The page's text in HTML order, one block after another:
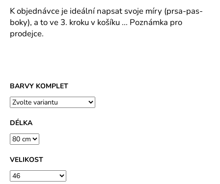
K objednávce je ideální napsat svoje míry (prsa-pas-
boky), a to ve 3. kroku v košíku ... Poznámka pro
prodejce.
BARVY KOMPLET
DÉLKA
VELIKOST
LS
TRIKO
PÁNSKÉ
SINGLE
SE
MŮŽE
LIŠIT
-
BARVA
12
-
85
BAVLNA,
15
%